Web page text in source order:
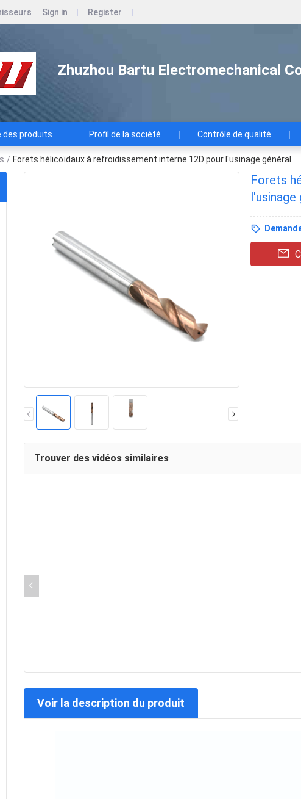
Sign in Register
Zhuzhou Bartu Electromechanical
des produits Profil de la société Contrôle de qualité
/ Forets hélicoïdaux à refroidissement interne 12D pour l'usinage général
Forets
l'usinage
Trouver des vidéos similaires
Voir la description du produit